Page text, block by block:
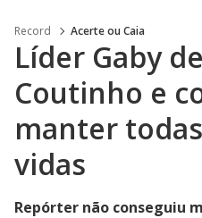
Record Acerte ou Caia
Líder Gaby
Coutinho e
manter
vidas
Repórter não conseguiu